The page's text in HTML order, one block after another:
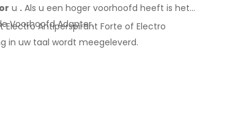
u . Als u een hoger voorhoofd heeft is het
VoorhoofdAdapter.
Antiperspirant Forte of Electro
in uw taal wordt meegeleverd.